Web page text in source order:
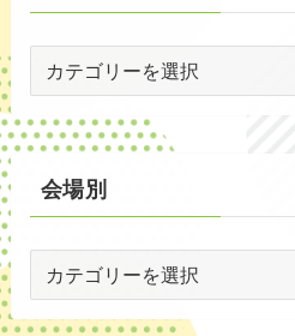
(19)
(1)
(5)
(29)
ン
ト
別
会場別
別